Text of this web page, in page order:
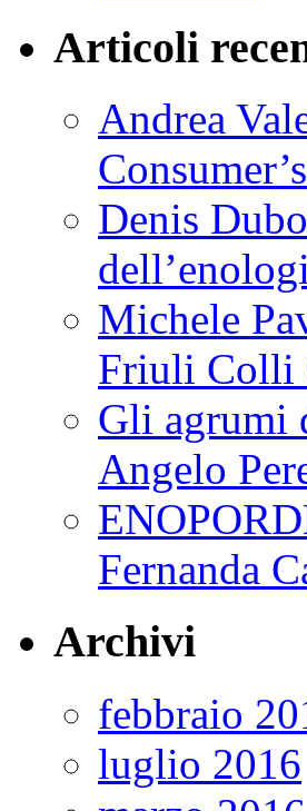
Articoli
Andrea
Denis
Michele
Friuli Colli
Gli agrumi
Angelo
Fernanda
Archivi
febbraio
luglio 2016